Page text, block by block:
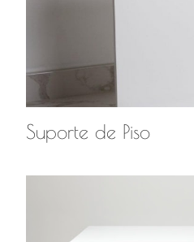
Suporte de Piso